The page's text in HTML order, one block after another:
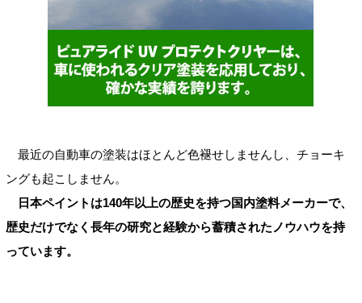
最近の自動車の塗装はほとんど色褪せしませんし、チョーキ
ングも起こしません。
日本ペイントは140年以上の歴史を持つ国内塗料メーカーで、
歴史だけでなく長年の研究と経験から蓄積されたノウハウを持
っています。